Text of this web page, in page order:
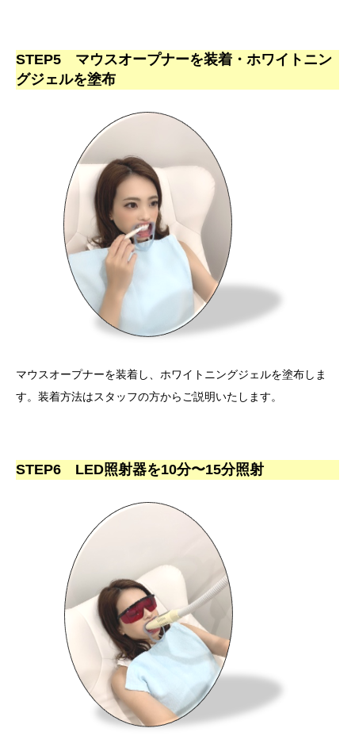
STEP5 マウスオープナーを装着・ホワイトニン
グジェルを塗布
マウスオープナーを装着し、ホワイトニングジェルを塗布しま
す。装着方法はスタッフの方からご説明いたします。
STEP6 LED照射器を10分〜15分照射